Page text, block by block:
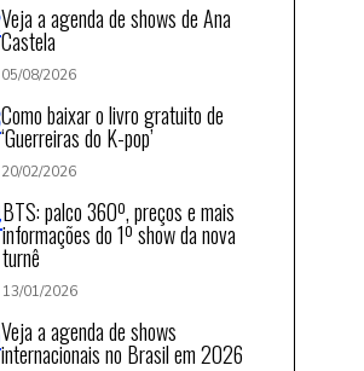
Veja a agenda de shows de Ana
Castela
05/08/2026
Como baixar o livro gratuito de
‘Guerreiras do K-pop’
20/02/2026
BTS: palco 360º, preços e mais
informações do 1º show da nova
turnê
13/01/2026
Veja a agenda de shows
internacionais no Brasil em 2026